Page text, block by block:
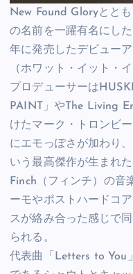
New Found Gloryとと
の名前を一躍有名にし
年に発売したデビュー
（ホワット・イット・
プロデューサーは
PAINT」やThe Living
けたマーク・トロンビ
にエモっぽさが加わり
いう最高傑作が生まれた
Finch（フィンチ）の音
ーモやポストハードコ
スが絡み合った感じで
られる。
代表曲「Letters to You